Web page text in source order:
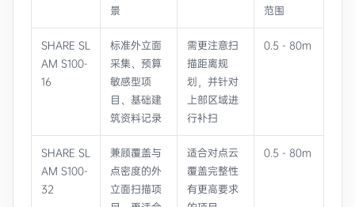
景
范围
SHARE SL
AM S100-
16
标准外立面
采集、预算
敏感型项
目、基础建
筑资料记录
需更注意扫
描距离规
划，并针对
上部区域进
行补扫
0.5 - 80m
SHARE SL
AM S100-
32
兼顾覆盖与
点密度的外
立面扫描项
适合对点云
覆盖完整性
有更高要求
0.5 - 80m